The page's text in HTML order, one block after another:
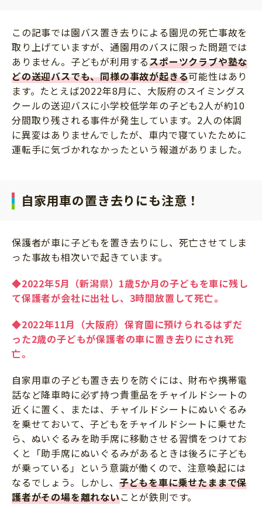
この記事では園バス置き去りによる園児の死亡事故を
取り上げていますが、通園用のバスに限った問題では
ありません。子どもが利用するスポーツクラブや塾な
どの送迎バスでも、同様の事故が起きる可能性はあり
ます。たとえば2022年8月に、大阪府のスイミングス
クールの送迎バスに小学校低学年の子ども2人が約10
分間取り残される事件が発生しています。2人の体調
に異変はありませんでしたが、車内で寝ていたために
運転手に気づかれなかったという報道がありました。
自家用車の置き去りにも注意！
保護者が車に子どもを置き去りにし、死亡させてしま
った事故も相次いで起きています。
◆2022年5月（新潟県）1歳5か月の子どもを車に残し
て保護者が会社に出社し、3時間放置して死亡。
◆2022年11月（大阪府）保育園に預けられるはずだ
った2歳の子どもが保護者の車に置き去りにされ死
亡。
自家用車の子ども置き去りを防ぐには、財布や携帯電
話など降車時に必ず持つ貴重品をチャイルドシートの
近くに置く、または、チャイルドシートにぬいぐるみ
を乗せておいて、子どもをチャイルドシートに乗せた
ら、ぬいぐるみを助手席に移動させる習慣をつけてお
くと「助手席にぬいぐるみがあるときは後ろに子ども
が乗っている」という意識が働くので、注意喚起には
なるでしょう。しかし、 子どもを車に乗せたままで保
護者がその場を離れないことが鉄則です。